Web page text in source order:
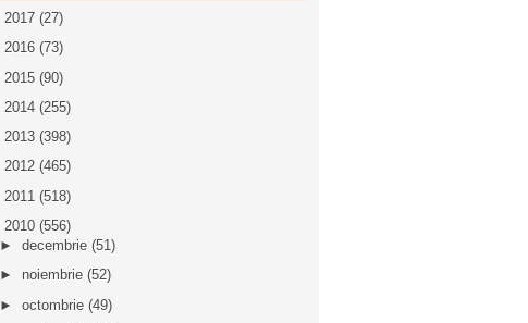
2017 (27)
2016 (73)
2015 (90)
2014 (255)
2013 (398)
2012 (465)
2011 (518)
2010 (556)
► decembrie (51)
► noiembrie (52)
► octombrie (49)